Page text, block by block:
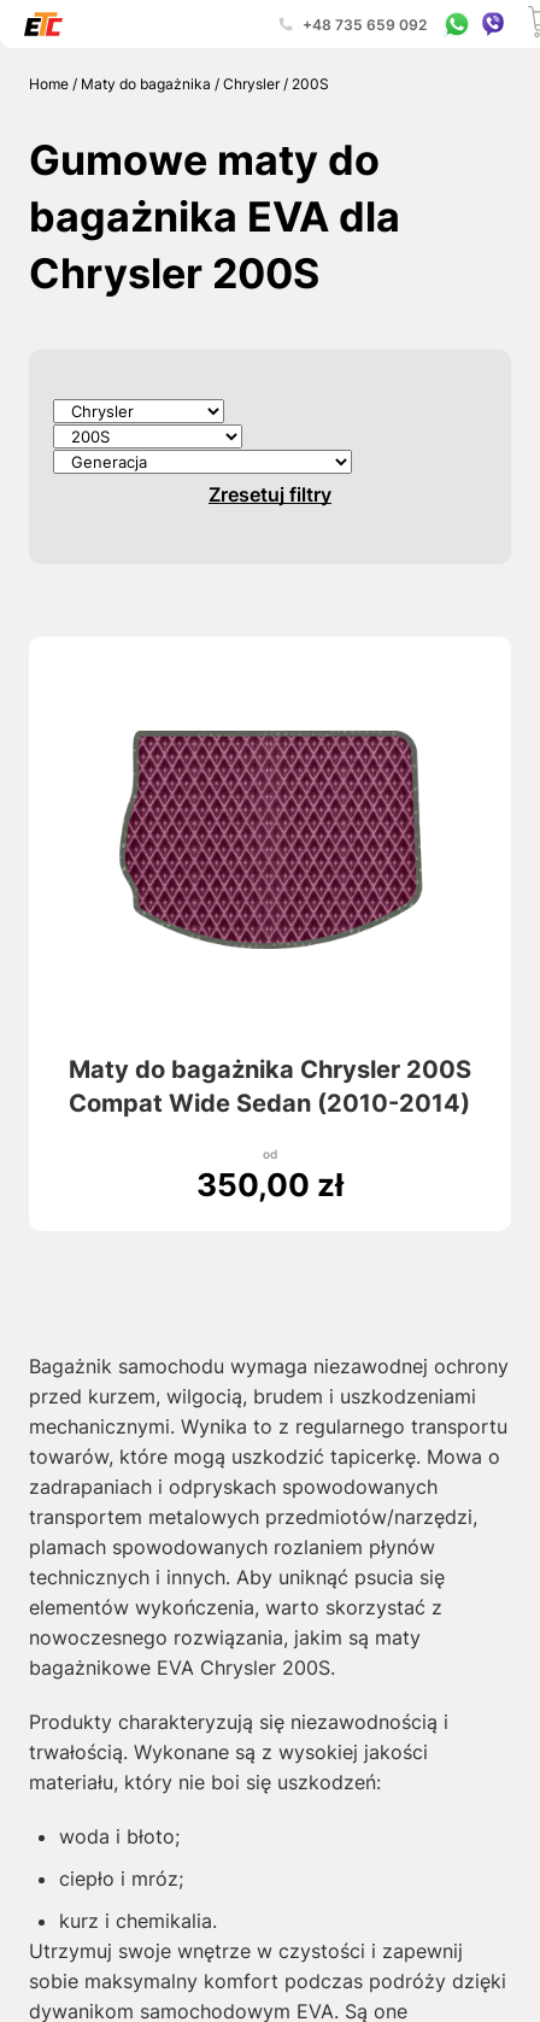
+48 735 659 092
Home/ Maty do bagażnika / Chrysler/ 200S
Gumowe maty do
bagażnika EVA dla
Chrysler 200S
Zresetuj filtry
Maty do bagażnika Chrysler 200S
Compat Wide Sedan (2010-2014)
od
350,00 zł
Bagażnik samochodu wymaga niezawodnej ochrony
przed kurzem, wilgocią, brudem i uszkodzeniami
mechanicznymi. Wynika to z regularnego transportu
towarów, które mogą uszkodzić tapicerkę. Mowa o
zadrapaniach i odpryskach spowodowanych
transportem metalowych przedmiotów/narzędzi,
plamach spowodowanych rozlaniem płynów
technicznych i innych. Aby uniknąć psucia się
elementów wykończenia, warto skorzystać z
nowoczesnego rozwiązania, jakim są maty
bagażnikowe EVA Chrysler 200S.
Produkty charakteryzują się niezawodnością i
trwałością. Wykonane są z wysokiej jakości
materiału, który nie boi się uszkodzeń:
woda i błoto;
ciepło i mróz;
kurz i chemikalia.
Utrzymuj swoje wnętrze w czystości i zapewnij
sobie maksymalny komfort podczas podróży dzięki
dywanikom samochodowym EVA. Są one